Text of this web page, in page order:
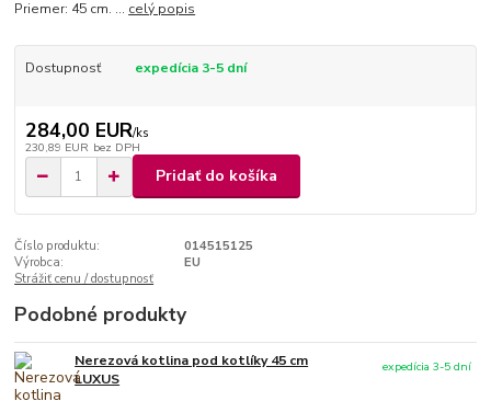
Priemer: 45 cm. ... celý popis
Dostupnosť expedícia 3-5 dní
284,00 EUR/ks
230,89 EUR bez DPH
Pridať do košíka
Číslo produktu:
014515125
Výrobca:
EU
Strážiť cenu / dostupnosť
Podobné produkty
Nerezová kotlina pod kotlíky 45 cm
LUXUS
expedícia 3-5 dní